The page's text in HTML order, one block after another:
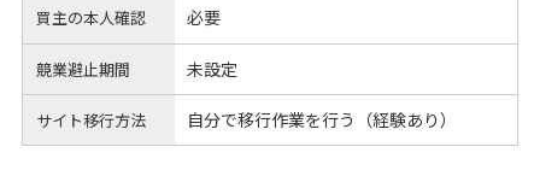
買主の本人確認 必要
競業避止期間 未設定
サイト移行方法 自分で移行作業を行う（経験あり）